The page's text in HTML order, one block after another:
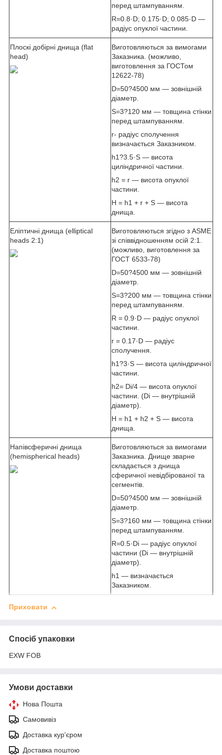
перед штампуванням.
R=0.8·D; 0.175·D; 0.085·D —
радіус опуклої частини.
Плоскі добірні днища (flat
head)
Виготовляються за вимогами
Заказника. (можливо,
виготовлення за ГОСТом
12622-78)
D=50?4500 мм — зовнішній
діаметр.
S=3?120 мм — товщина стінки
перед штампуванням.
r- радіус сполучення
визначається Заказником.
h1?3.5·S — висота
циліндричної частини.
h2 = r — висота опуклої
частини.
H = h1 + r + S — висота
днища.
Еліптичні днища (elliptical
heads 2:1)
Виготовляються згідно з ASME
зі співвідношенням осій 2:1.
(можливо, виготовлення за
ГОСТ 6533-78)
D=50?4500 мм — зовнішній
діаметр.
S=3?200 мм — товщина стінки
перед штампуванням.
R = 0.9·D — радіус опуклої
частини.
r = 0.17·D — радіус
сполучення.
h1?3·S — висота циліндричної
частини.
h2= Di/4 — висота опуклої
частини. (Di — внутрішній
діаметр).
H = h1 + h2 + S — висота
днища.
Напівсферичні днища
(hemispherical heads)
Виготовляються за вимогами
Заказника. Днище зварне
складається з днища
сферичної невідбірованої та
сегментів.
D=50?4500 мм — зовнішній
діаметр.
S=3?160 мм — товщина стінки
перед штампуванням.
R=0.5·Di — радіус опуклої
частини (Di — внутрішній
діаметр).
h1 — визначається
Заказником.
Приховати
Спосіб упаковки
EXW FOB
Умови доставки
Нова Пошта
Самовивіз
Доставка кур'єром
Доставка поштою